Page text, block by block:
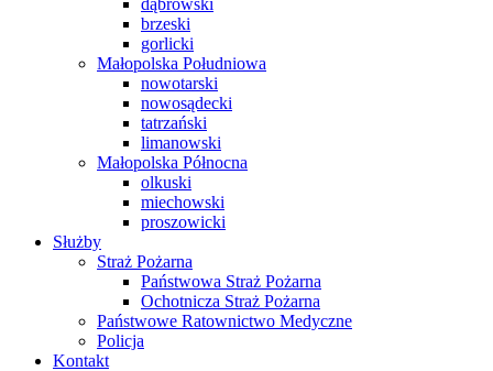
dąbrowski
brzeski
gorlicki
Małopolska Południowa
nowotarski
nowosądecki
tatrzański
limanowski
Małopolska Północna
olkuski
miechowski
proszowicki
Służby
Straż Pożarna
Państwowa Straż Pożarna
Ochotnicza Straż Pożarna
Państwowe Ratownictwo Medyczne
Policja
Kontakt